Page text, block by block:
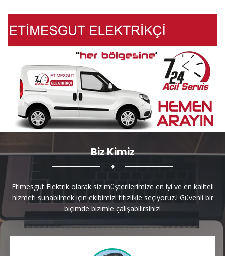
Biz Kimiz
♦
Etimesgut Elektrik olarak siz müşterilerimize en iyi ve en kaliteli
hizmeti sunabilmek için ekibimizi titizlikle seçiyoruz.! Güvenli bir
biçimde bizimle çalışabilirsiniz!